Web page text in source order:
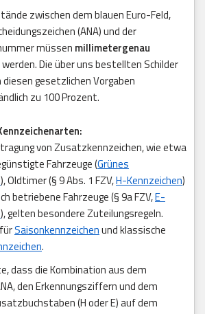
zwischen dem blauen Euro-Feld,
(ANA) und der
müssen millimetergenau
werden. Die über uns bestellten Schilder
gesetzlichen Vorgaben
zu 100 Prozent.
von Zusatzkennzeichen, wie etwa
Fahrzeuge (Grünes
), Oldtimer (§ 9 Abs. 1 FZV,H-Kennzeichen)
betriebene Fahrzeuge (§ 9a FZV,E-
), gelten besondere Zuteilungsregeln.
Saisonkennzeichenund klassische
.
dass die Kombination aus dem
den Erkennungsziffern und dem
(H oder E) auf dem